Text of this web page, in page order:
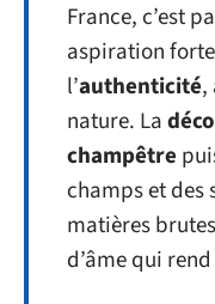
France, c’est
aspiration
l’authenticité,
nature. La
champêtre
champs et des
matières
d’âme qui